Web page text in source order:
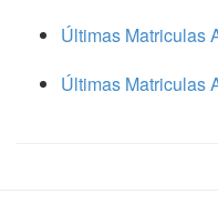
Últimas Matriculas
Últimas Matriculas